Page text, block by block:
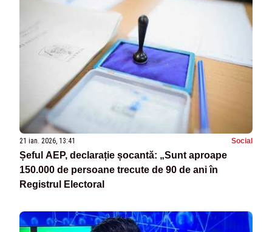
21 ian. 2026, 13:41 Social
Șeful AEP, declarație șocantă: „Sunt aproape
150.000 de persoane trecute de 90 de ani în
Registrul Electoral